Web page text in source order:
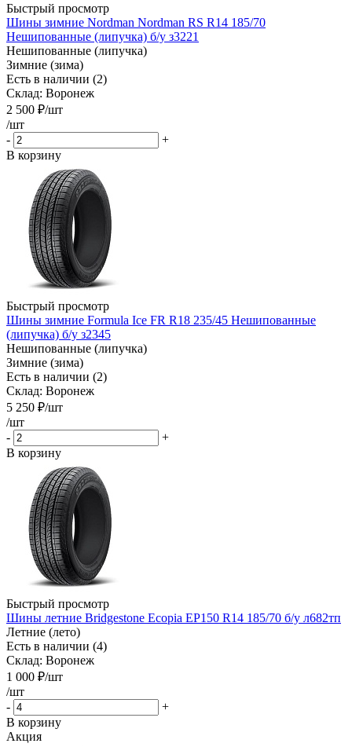
Быстрый просмотр
Шины зимние Nordman Nordman RS R14 185/70
Нешипованные (липучка) б/у з3221
Нешипованные (липучка)
Зимние (зима)
Есть в наличии (2)
Склад: Воронеж
2 500 ₽/шт
/шт
-
+
В корзину
Быстрый просмотр
Шины зимние Formula Ice FR R18 235/45 Нешипованные
(липучка) б/у з2345
Нешипованные (липучка)
Зимние (зима)
Есть в наличии (2)
Склад: Воронеж
5 250 ₽/шт
/шт
-
+
В корзину
Быстрый просмотр
Шины летние Bridgestone Ecopia EP150 R14 185/70 б/у л682тп
Летние (лето)
Есть в наличии (4)
Склад: Воронеж
1 000 ₽/шт
/шт
-
+
В корзину
Акция